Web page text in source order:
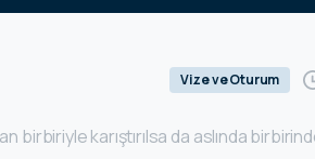
Vize ve Oturum
karıştırılsa da aslında